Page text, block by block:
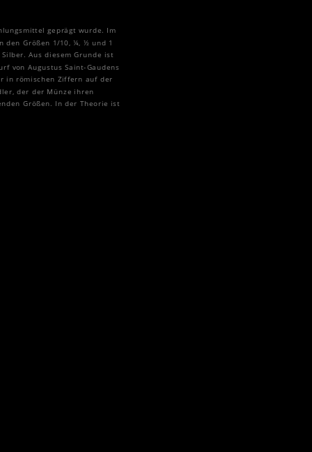
geprägt wurde. Im
den Größen 1/10, ¼, ½ und 1
Aus diesem Grunde ist
von Augustus Saint-Gaudens
in römischen Ziffern auf der
der der Münze ihren
Größen. In der Theorie ist